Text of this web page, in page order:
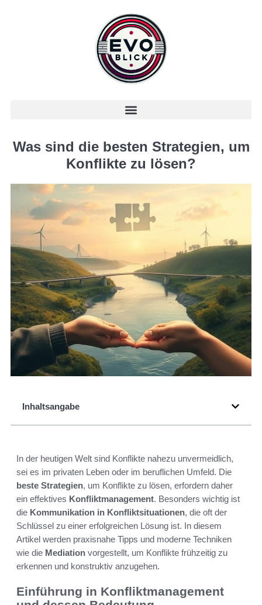
Was sind die besten Strategien, um
Konflikte zu lösen?
Inhaltsangabe
In der heutigen Welt sind Konflikte nahezu unvermeidlich,
sei es im privaten Leben oder im beruflichen Umfeld. Die
beste Strategien, um Konflikte zu lösen, erfordern daher
ein effektives Konfliktmanagement. Besonders wichtig ist
die Kommunikation in Konfliktsituationen, die oft der
Schlüssel zu einer erfolgreichen Lösung ist. In diesem
Artikel werden praxisnahe Tipps und moderne Techniken
wie die Mediation vorgestellt, um Konflikte frühzeitig zu
erkennen und konstruktiv anzugehen.
Einführung in Konfliktmanagement